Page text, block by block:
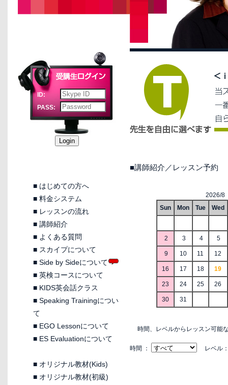
ID:
PASS:
■ はじめての方へ
■ 料金システム
■ レッスンの流れ
■ 講師紹介
■ よくある質問
■ スカイプについて
■ Side by Sideについて
■ 英検コースについて
■ KIDS英会話クラス
■ Speaking Trainingについ
て
■ EGO Lessonについて
■ ES Evaluationについて
■ オリジナル教材(Kids)
■ オリジナル教材(初級)
■講師紹介／レッスン予約
2026/8
Sun
Mon Tue Wed
2 3 4 5
9 10 11 12
16 17 18 19
23 24 25 26
30 31
時間、レベルからレッスン可能
時間 ： レベル